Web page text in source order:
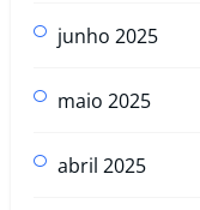
junho 2025
maio 2025
abril 2025